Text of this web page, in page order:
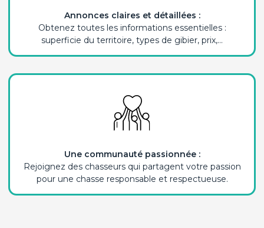
Annonces claires et détaillées :
Obtenez toutes les informations essentielles :
superficie du territoire, types de gibier, prix,...
Une communauté passionnée :
Rejoignez des chasseurs qui partagent votre passion
pour une chasse responsable et respectueuse.